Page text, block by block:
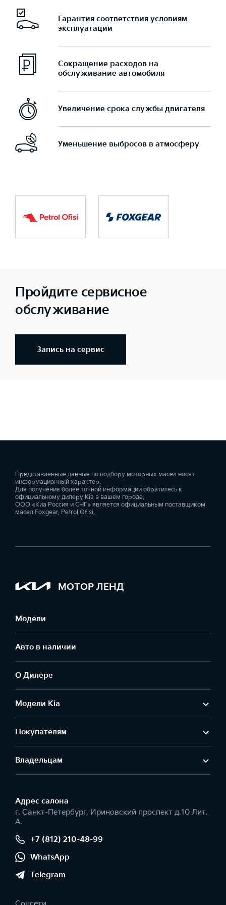
Гарантия соответствия условиям
эксплуатации
Сокращение расходов на
обслуживание автомобиля
Увеличение срока службы двигателя
Уменьшение выбросов в атмосферу
Пройдите сервисное
обслуживание
Запись на сервис
Представленные данные по подбору моторных масел носят
информационный характер.
Для получения более точной информации обратитесь к
официальному дилеру Kia в вашем городе.
ООО «Киа Россия и СНГ» является официальным поставщиком
масел Foxgear, Petrol Ofisi.
МОТОР ЛЕНД
Модели
Авто в наличии
О Дилере
Модели Kia
Покупателям
Владельцам
Адрес салонa
г. Санкт-Петербург, Ириновский проспект д.10 Лит.
А.
+7 (812) 210-48-99
WhatsApp
Telegram